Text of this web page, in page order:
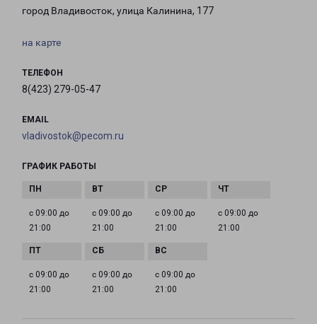
город Владивосток, улица Калинина, 177
на карте
ТЕЛЕФОН
8(423) 279-05-47
EMAIL
vladivostok@pecom.ru
ГРАФИК РАБОТЫ
с 09:00 до
21:00
с 09:00 до
21:00
с 09:00 до
21:00
с 09:00 до
21:00
с 09:00 до
21:00
с 09:00 до
21:00
с 09:00 до
21:00